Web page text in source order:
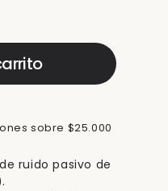
sobre $25.000
ruido pasivo de